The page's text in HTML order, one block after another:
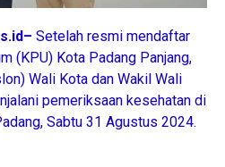
Setelah resmi mendaftar
(KPU) Kota Padang Panjang,
Wali Kota dan Wakil Wali
pemeriksaan kesehatan di
Sabtu 31 Agustus 2024.